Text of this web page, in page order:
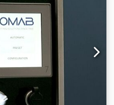
Voreingestellt
und Automatischer
zum Importieren
Ad Njck